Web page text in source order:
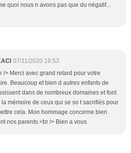
quoi nous n avons pas que du négatif...
07/11/2020 19:53
/> Merci avec grand retard pour votre
Beaucoup et bien d autres enfants de
dans de nombreux domaines et font
la mémoire de ceux qui se so t sacrifiés pour
cela. Mon hommage concerne bien
nos parents.<br /> Bien a vous